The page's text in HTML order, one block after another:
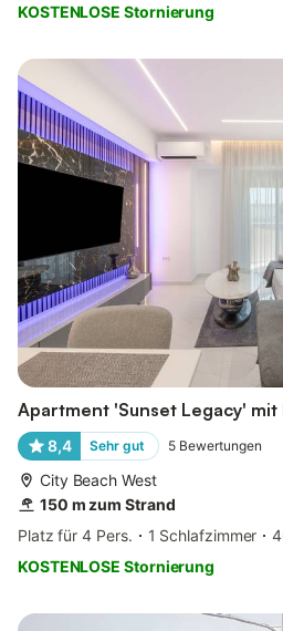
KOSTENLOSE Stornierung
Apartment 'Sunset Legacy' mit
8,4 Sehr gut 5 Bewertungen
City Beach West
150 m zum Strand
Platz für 4 Pers.
1 Schlafzimmer
KOSTENLOSE Stornierung